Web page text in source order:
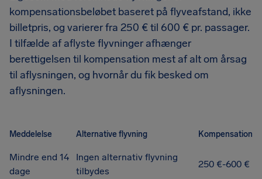
kompensationsbeløbet baseret på flyveafstand, ikke
billetpris, og varierer fra 250 € til 600 € pr. passager.
I tilfælde af aflyste flyvninger afhænger
berettigelsen til kompensation mest af alt om årsag
til aflysningen, og hvornår du fik besked om
aflysningen.
Meddelelse Alternative flyvning Kompensation
Mindre end 14
dage
Ingen alternativ flyvning
tilbydes
250 €-600 €